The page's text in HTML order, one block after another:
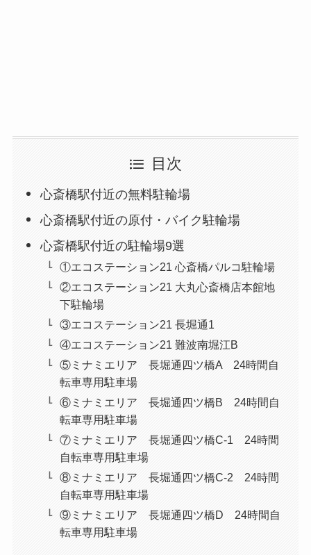
目次
心斎橋駅付近の無料駐輪場
心斎橋駅付近の原付・バイク駐輪場
心斎橋駅付近の駐輪場9選
①エコステーション21 心斎橋パルコ駐輪場
②エコステーション21 大丸心斎橋店本館地
下駐輪場
③エコステーション21 長堀通1
④エコステーション21 難波南堀江B
⑤ミナミエリア 長堀通四ツ橋A 24時間自
転車専用駐車場
⑥ミナミエリア 長堀通四ツ橋B 24時間自
転車専用駐車場
⑦ミナミエリア 長堀通四ツ橋C-1 24時間
自転車専用駐車場
⑧ミナミエリア 長堀通四ツ橋C-2 24時間
自転車専用駐車場
⑨ミナミエリア 長堀通四ツ橋D 24時間自
転車専用駐車場